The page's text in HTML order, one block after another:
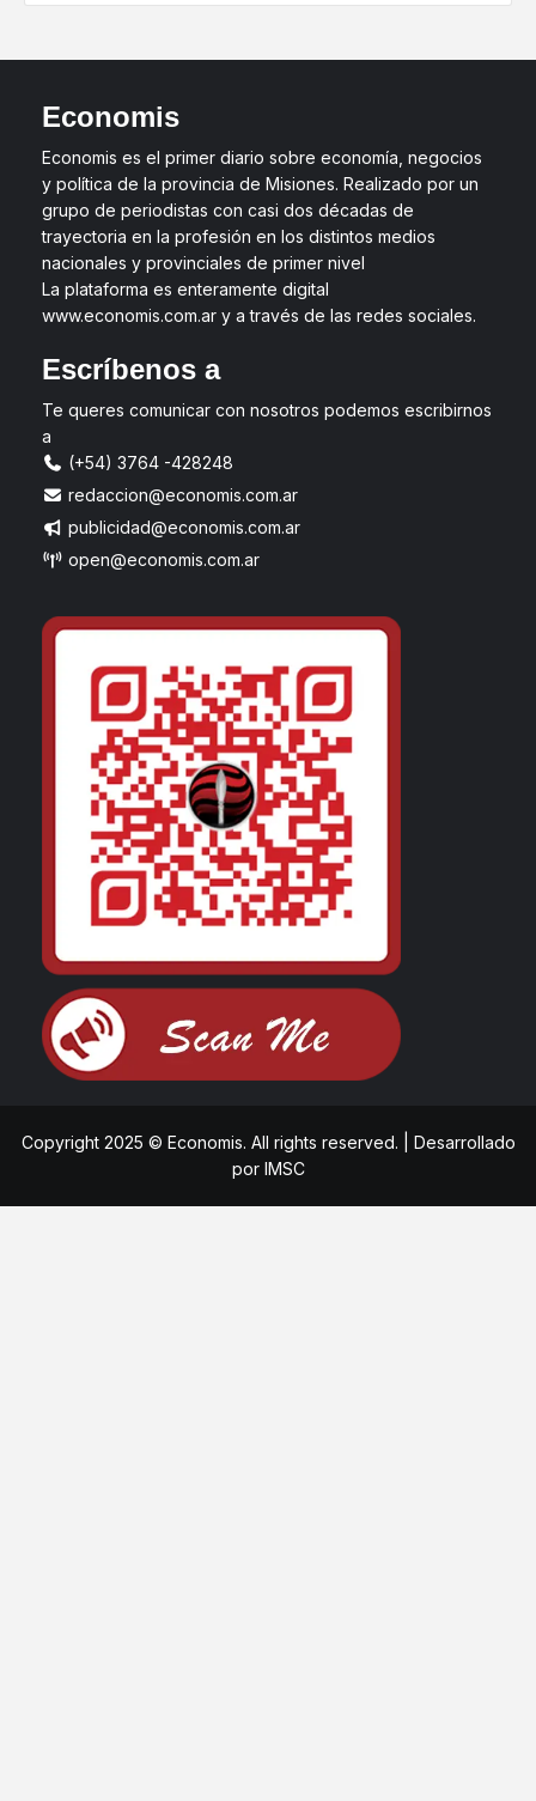
Economis
Economis es el primer diario sobre economía, negocios
y política de la provincia de Misiones. Realizado por un
grupo de periodistas con casi dos décadas de
trayectoria en la profesión en los distintos medios
nacionales y provinciales de primer nivel
La plataforma es enteramente digital
www.economis.com.ar y a través de las redes sociales.
Escríbenos a
Te queres comunicar con nosotros podemos escribirnos
a
(+54) 3764 -428248
redaccion@economis.com.ar
publicidad@economis.com.ar
open@economis.com.ar
Copyright 2025 © Economis. All rights reserved.
Desarrollado
porIMSC